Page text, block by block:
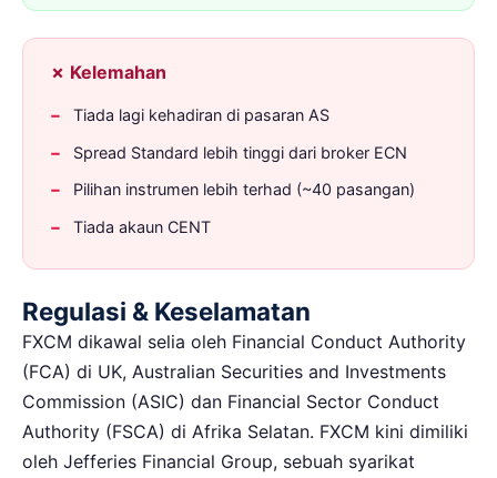
✗ Kelemahan
Tiada lagi kehadiran di pasaran AS
Spread Standard lebih tinggi dari broker ECN
Pilihan instrumen lebih terhad (~40 pasangan)
Tiada akaun CENT
Regulasi & Keselamatan
FXCM dikawal selia oleh Financial Conduct Authority
(FCA) di UK, Australian Securities and Investments
Commission (ASIC) dan Financial Sector Conduct
Authority (FSCA) di Afrika Selatan. FXCM kini dimiliki
oleh Jefferies Financial Group, sebuah syarikat